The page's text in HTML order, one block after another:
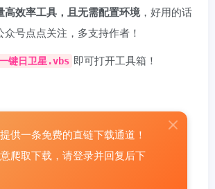
高效率工具，且无需配置环境，好用的话
号点点关注，多支持作者！
键日卫星.vbs 即可打开工具箱！
供一条免费的直链下载通道！
爬取下载，请登录并回复后下